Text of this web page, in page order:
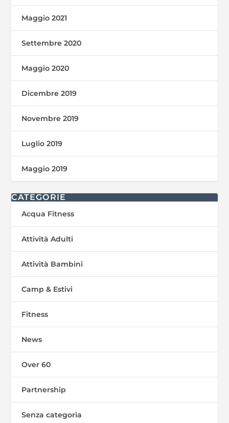
Maggio 2021
Settembre 2020
Maggio 2020
Dicembre 2019
Novembre 2019
Luglio 2019
Maggio 2019
CATEGORIE
Acqua Fitness
Attività Adulti
Attività Bambini
Camp & Estivi
Fitness
News
Over 60
Partnership
Senza categoria